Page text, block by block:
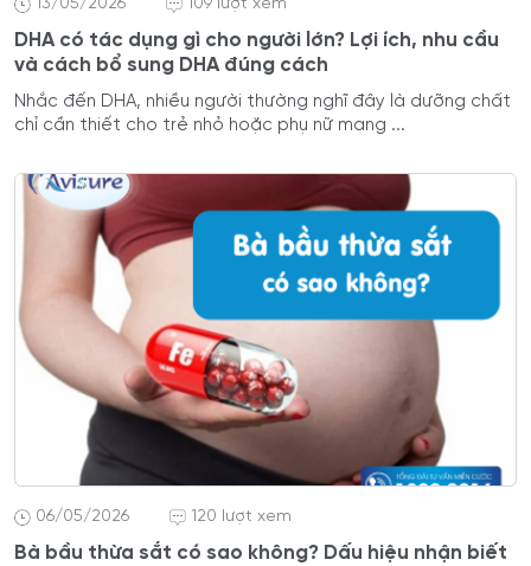
13/05/2026 109 lượt xem
DHA có tác dụng gì cho người lớn? Lợi ích, nhu cầu
và cách bổ sung DHA đúng cách
Nhắc đến DHA, nhiều người thường nghĩ đây là dưỡng chất
chỉ cần thiết cho trẻ nhỏ hoặc phụ nữ mang ...
06/05/2026 120 lượt xem
Bà bầu thừa sắt có sao không? Dấu hiệu nhận biết